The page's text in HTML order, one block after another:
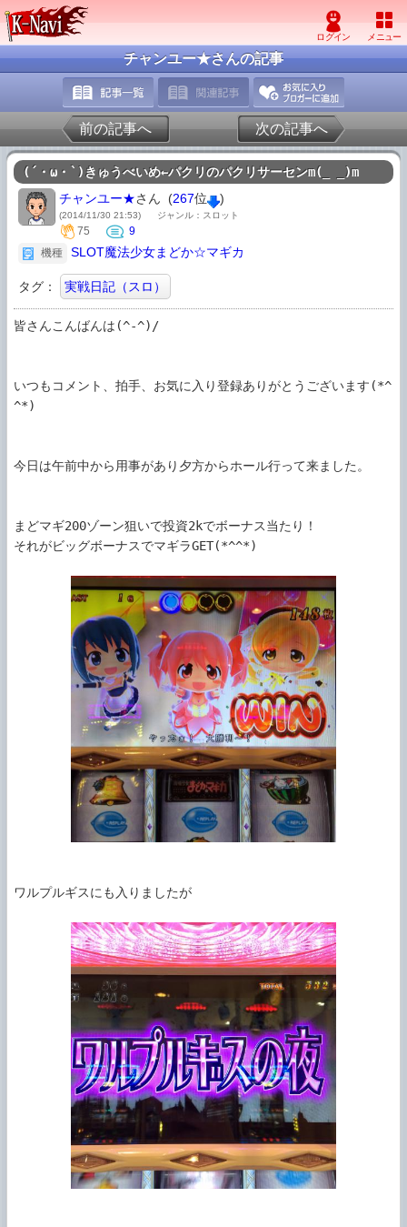
チャンユー★さんの記事
前の記事へ 次の記事へ
(´・ω・`)きゅうべいめ←パクリのパクリサーセンm(_ _)m
チャンユー★さん (267位 )
(2014/11/30 21:53) ジャンル：スロット
75
9
機種
SLOT魔法少女まどか☆マギカ
タグ： 実戦日記（スロ）
皆さんこんばんは(^-^)/
いつもコメント、拍手、お気に入り登録ありがとうございます(*^
^*)
今日は午前中から用事があり夕方からホール行って来ました。
まどマギ200ゾーン狙いで投資2kでボーナス当たり！
それがビッグボーナスでマギラGET(*^^*)
ワルプルギスにも入りましたが